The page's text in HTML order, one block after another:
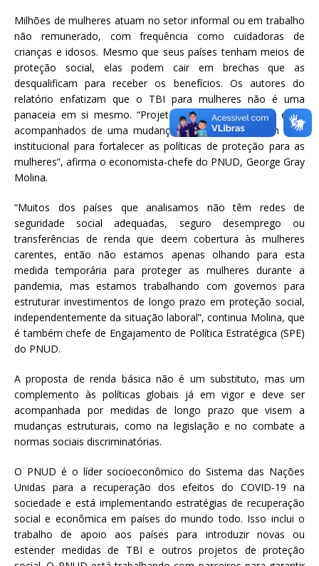
Milhões de mulheres atuam no setor informal ou em trabalho
não remunerado, com frequência como cuidadoras de
crianças e idosos. Mesmo que seus países tenham meios de
proteção social, elas podem cair em brechas que as
desqualificam para receber os benefícios. Os autores do
relatório enfatizam que o TBI para mulheres não é uma
panaceia em si mesmo. “Projetos como esse devem estar
acompanhados de uma mudança transformacional em nível
institucional para fortalecer as políticas de proteção para as
mulheres”, afirma o economista-chefe do PNUD, George Gray
Molina.
“Muitos dos países que analisamos não têm redes de
seguridade social adequadas, seguro desemprego ou
transferências de renda que deem cobertura às mulheres
carentes, então não estamos apenas olhando para esta
medida temporária para proteger as mulheres durante a
pandemia, mas estamos trabalhando com governos para
estruturar investimentos de longo prazo em proteção social,
independentemente da situação laboral”, continua Molina, que
é também chefe de Engajamento de Política Estratégica (SPE)
do PNUD.
A proposta de renda básica não é um substituto, mas um
complemento às políticas globais já em vigor e deve ser
acompanhada por medidas de longo prazo que visem a
mudanças estruturais, como na legislação e no combate a
normas sociais discriminatórias.
O PNUD é o líder socioeconômico do Sistema das Nações
Unidas para a recuperação dos efeitos do COVID-19 na
sociedade e está implementando estratégias de recuperação
social e econômica em países do mundo todo. Isso inclui o
trabalho de apoio aos países para introduzir novas ou
estender medidas de TBI e outros projetos de proteção